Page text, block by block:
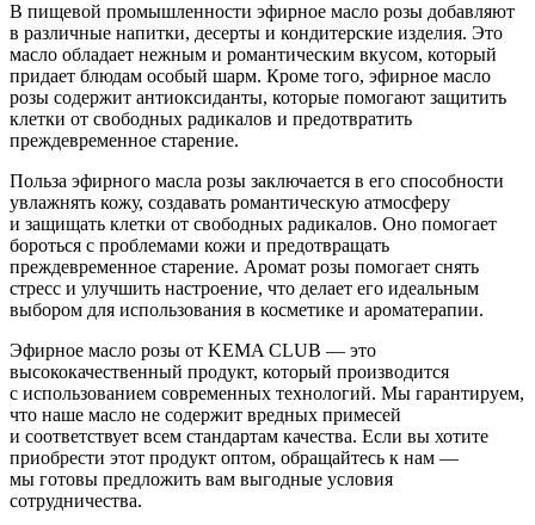
В пищевой промышленности эфирное масло розы добавляют
в различные напитки, десерты и кондитерские изделия. Это
масло обладает нежным и романтическим вкусом, который
придает блюдам особый шарм. Кроме того, эфирное масло
розы содержит антиоксиданты, которые помогают защитить
клетки от свободных радикалов и предотвратить
преждевременное старение.
Польза эфирного масла розы заключается в его способности
увлажнять кожу, создавать романтическую атмосферу
и защищать клетки от свободных радикалов. Оно помогает
бороться с проблемами кожи и предотвращать
преждевременное старение. Аромат розы помогает снять
стресс и улучшить настроение, что делает его идеальным
выбором для использования в косметике и ароматерапии.
Эфирное масло розы от KEMA CLUB — это
высококачественный продукт, который производится
с использованием современных технологий. Мы гарантируем,
что наше масло не содержит вредных примесей
и соответствует всем стандартам качества. Если вы хотите
приобрести этот продукт оптом, обращайтесь к нам —
мы готовы предложить вам выгодные условия
сотрудничества.